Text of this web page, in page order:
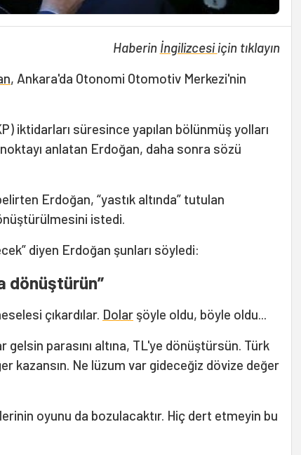
Haberin İngilizcesiiçin tıklayın
, Ankara'da Otonomi Otomotiv Merkezi'nin
iktidarları süresince yapılan bölünmüş yolları
anlatan Erdoğan, daha sonra sözü
Erdoğan, “yastık altında” tutulan
istedi.
diyen Erdoğan şunları söyledi:
dönüştürün”
çıkardılar. Dolar şöyle oldu, böyle oldu...
gelsin parasını altına, TL'ye dönüştürsün. Türk
kazansın. Ne lüzum var gideceğiz dövize değer
oyunu da bozulacaktır. Hiç dert etmeyin bu